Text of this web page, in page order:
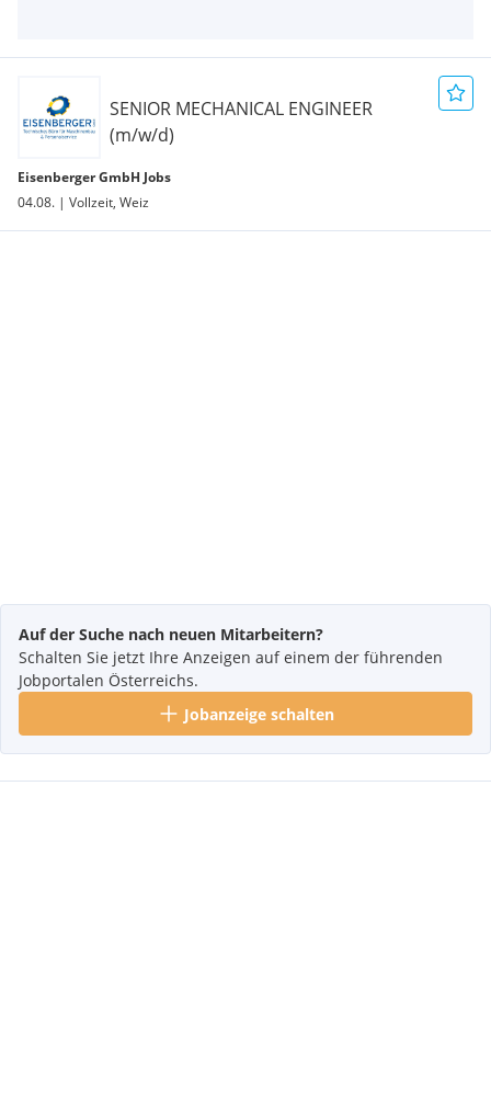
SENIOR MECHANICAL ENGINEER
(m/w/d)
Eisenberger GmbH Jobs
04.08. | Vollzeit, Weiz
Auf der Suche nach neuen Mitarbeitern?
Schalten Sie jetzt Ihre Anzeigen auf einem der führenden
Jobportalen Österreichs.
Jobanzeige schalten